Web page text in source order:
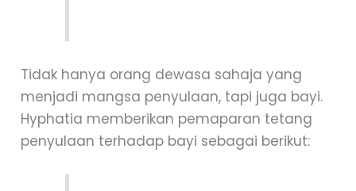
Tidak hanya orang dewasa sahaja yang
menjadi mangsa penyulaan, tapi juga bayi.
Hyphatia memberikan pemaparan tetang
penyulaan terhadap bayi sebagai berikut: